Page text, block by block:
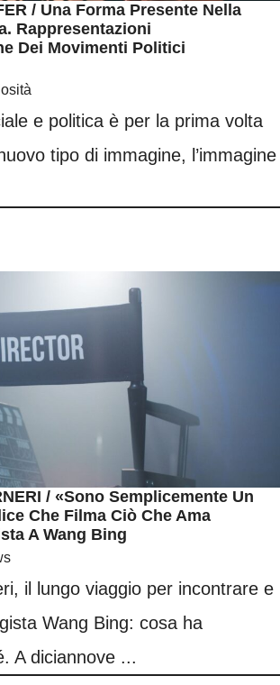
/ Una Forma Presente Nella
Rappresentazioni
Dei Movimenti Politici
e politica è per la prima volta
tipo di immagine, l’immagine
/ «Sono Semplicemente Un
Che Filma Ciò Che Ama
A Wang Bing
il lungo viaggio per incontrare e
Wang Bing: cosa ha
A diciannove ...